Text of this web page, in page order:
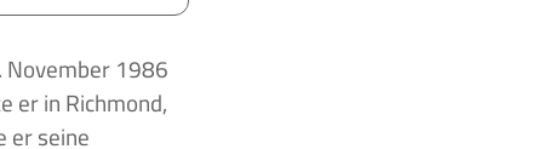
er in Richmond,
er seine